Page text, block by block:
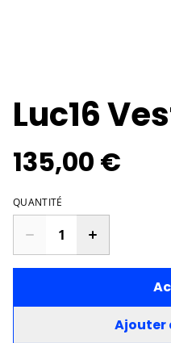
Luc16
135,00 €
QUANTITÉ
Ajouter